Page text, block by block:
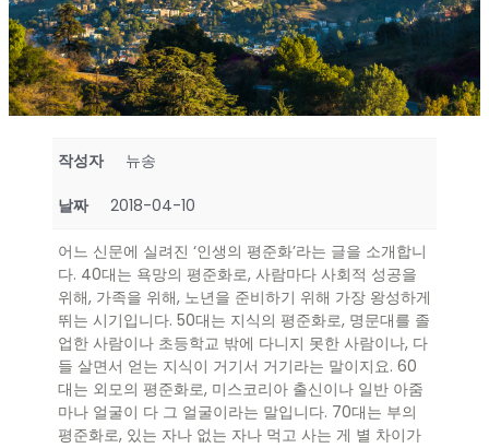
작성자 뉴송
날짜 2018-04-10
어느 신문에 실려진 ‘인생의 평준화’라는 글을 소개합니
다. 40대는 욕망의 평준화로, 사람마다 사회적 성공을
위해, 가족을 위해, 노년을 준비하기 위해 가장 왕성하게
뛰는 시기입니다. 50대는 지식의 평준화로, 명문대를 졸
업한 사람이나 초등학교 밖에 다니지 못한 사람이나, 다
들 살면서 얻는 지식이 거기서 거기라는 말이지요. 60
대는 외모의 평준화로, 미스코리아 출신이나 일반 아줌
마나 얼굴이 다 그 얼굴이라는 말입니다. 70대는 부의
평준화로, 있는 자나 없는 자나 먹고 사는 게 별 차이가